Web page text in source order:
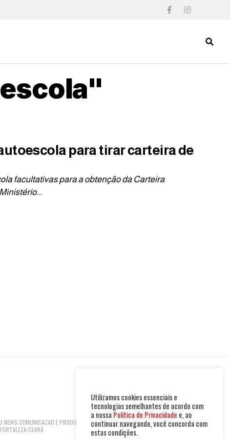
para tirar carteira de
facultativas para a obtenção da Carteira
COMUNICACAO E PRODUTOS LTDA | CNPJ:
CEARÁ
Utilizamos cookies essenciais e
tecnologias semelhantes de acordo com
a nossa Política de Privacidade e, ao
continuar navegando, você concorda com
estas condições.